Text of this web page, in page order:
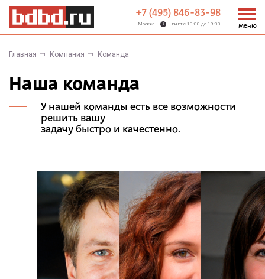
+7 (495) 846-83-98
Москва пн-пт с 10:00 до 19:00 Меню
Главная Компания Команда
Наша команда
У нашей команды есть все возможности
решить вашу
задачу быстро и качестенно.